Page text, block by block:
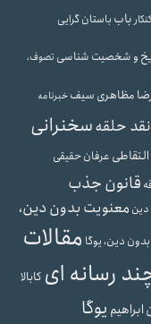
باب باستان گرایی
و شخصیت شناسی تصوف،
مظاهری سیفخبرنامه
حلقهسخنرانی
عرفان حقیقی
قانون جذب
دین معنویت بدون دین،
دین، یوگا مقالات
رسانه ای کابالا
یوگا